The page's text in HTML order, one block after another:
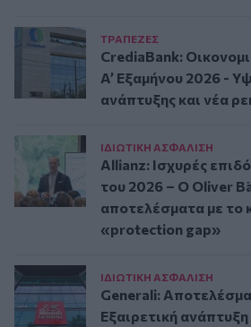
ΤΡAΠΕΖΕΣ
CrediaBank:
A’ Εξαμήνου 2026 -
ανάπτυξης και νέα
ΙΔΙΩΤΙΚΗ ΑΣΦAΛΙΣΗ
Allianz: Ισχυρές
του 2026 – Ο Oliver
αποτελέσματα με το
«protection gap»
ΙΔΙΩΤΙΚΗ ΑΣΦAΛΙΣΗ
Generali:
Εξαιρετική